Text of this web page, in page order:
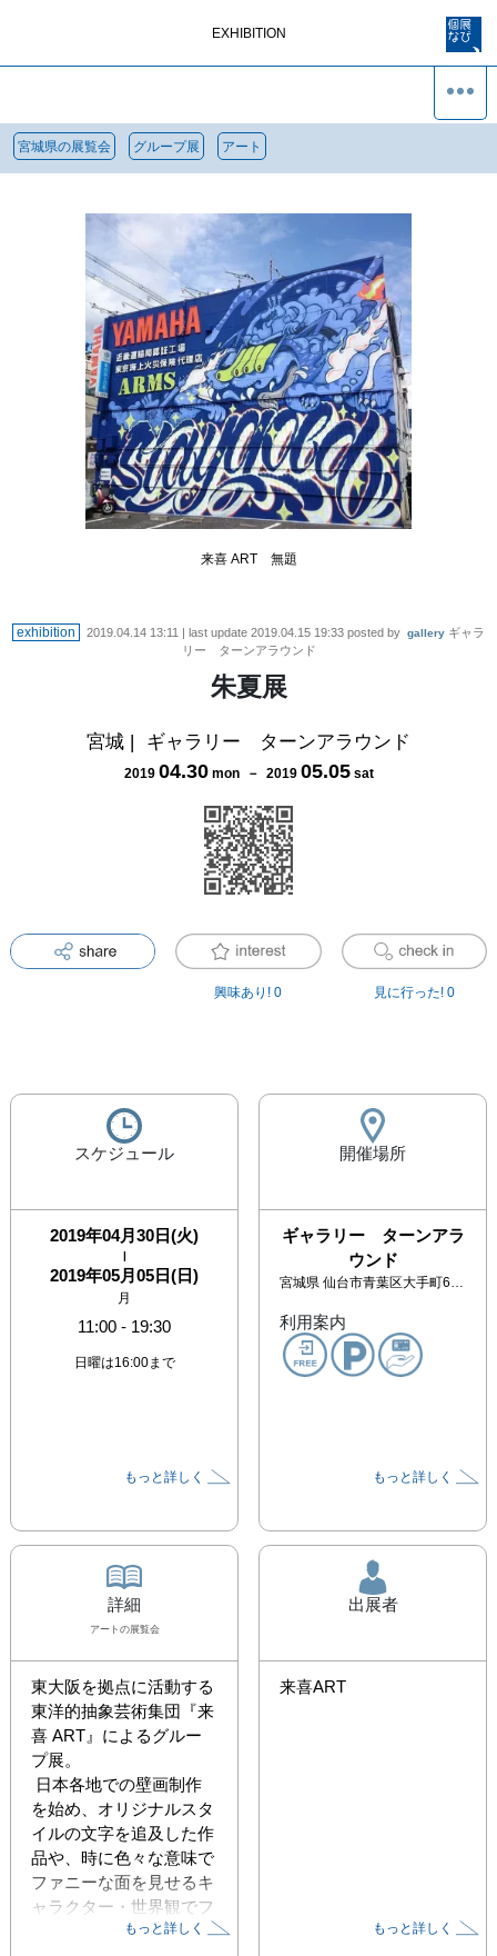
EXHIBITION
宮城県の展覧会 グループ展 アート
来喜 ART 無題
exhibition 2019.04.14 13:11 | last update 2019.04.15 19:33 posted by gallery ギャラ
リー ターンアラウンド
朱夏展
宮城 | ギャラリー ターンアラウンド
2019 04.30 mon－ 2019 05.05 sat
興味あり! 0 見に行った! 0
スケジュール
2019年04月30日(火)
|
2019年05月05日(日)
月
11:00 - 19:30
日曜は16:00まで
もっと詳しく
開催場所
ギャラリー ターンアラ
ウンド
宮城県 仙台市青葉区大手町6-22 久光ビル１階
利用案内
もっと詳しく
詳細
アート の展覧会
東大阪を拠点に活動する
東洋的抽象芸術集団『来
喜 ART』によるグルー
プ展。
を始め、オリジナルスタ
イルの文字を追及した作
品や、時に色々な意味で
ファニーな面を見せるキ
ャラクター・世界観でフ
ァンのみならず一目見た
もっと詳しく
出展者
来喜ART
もっと詳しく